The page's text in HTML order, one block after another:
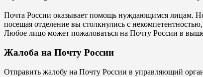
Почта России оказывает помощь нуждающимся лицам. Но
посещая отделение вы столкнулись с
Любое лицо может пожаловаться на Почту России в
Жалоба на Почту России
Отправить жалобу на Почту России в управляющий